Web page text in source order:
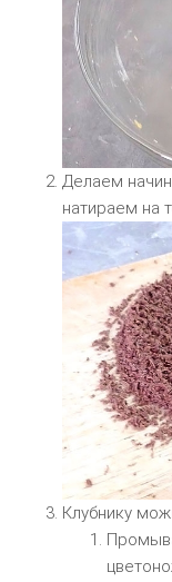
Делаем
натираем на
Клубнику